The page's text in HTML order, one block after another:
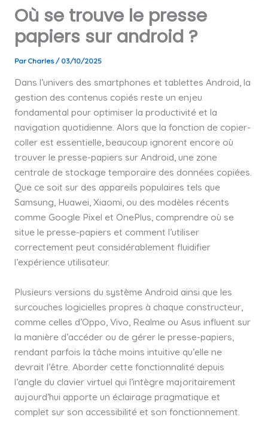
Où se trouve le presse
papiers sur android ?
Par Charles / 03/10/2025
Dans l’univers des smartphones et tablettes Android, la
gestion des contenus copiés reste un enjeu
fondamental pour optimiser la productivité et la
navigation quotidienne. Alors que la fonction de copier-
coller est essentielle, beaucoup ignorent encore où
trouver le presse-papiers sur Android, une zone
centrale de stockage temporaire des données copiées.
Que ce soit sur des appareils populaires tels que
Samsung, Huawei, Xiaomi, ou des modèles récents
comme Google Pixel et OnePlus, comprendre où se
situe le presse-papiers et comment l’utiliser
correctement peut considérablement fluidifier
l’expérience utilisateur.
Plusieurs versions du système Android ainsi que les
surcouches logicielles propres à chaque constructeur,
comme celles d’Oppo, Vivo, Realme ou Asus influent sur
la manière d’accéder ou de gérer le presse-papiers,
rendant parfois la tâche moins intuitive qu’elle ne
devrait l’être. Aborder cette fonctionnalité depuis
l’angle du clavier virtuel qui l’intègre majoritairement
aujourd’hui apporte un éclairage pragmatique et
complet sur son accessibilité et son fonctionnement.